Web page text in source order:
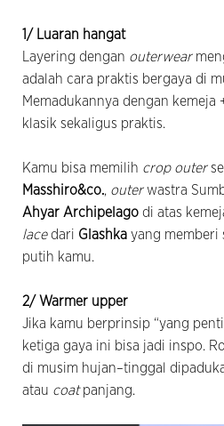
1/ Luaran hangat
Layering dengan outerwear
adalah cara praktis bergaya di
Memadukannya dengan kemeja
klasik sekaligus praktis.
Kamu bisa memilih crop outer
Masshiro&co., outerwastra
Ahyar Archipelago di atas
lacedari Glashka yang memberi
putih kamu.
2/ Warmer upper
Jika kamu berprinsip “yang
ketiga gaya ini bisa jadi inspo.
di musim hujan–tinggal
atau coatpanjang.